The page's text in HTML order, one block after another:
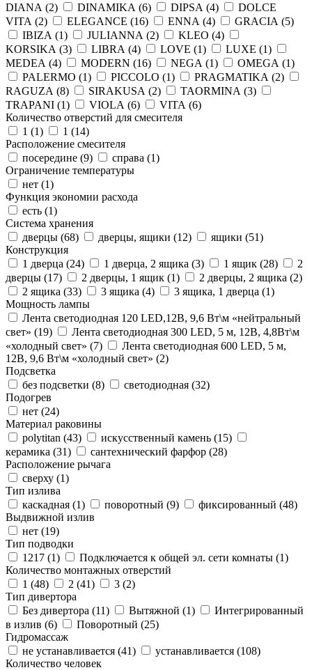
DIANA (2) DINAMIKA (6) DIPSA (4)
DOLCE
VITA (2) ELEGANCE (16) ENNA (4) GRACIA (5)
IBIZA (1) JULIANNA (2) KLEO (4)
KORSIKA (3) LIBRA (4) LOVE (1) LUXE (1)
MEDEA (4) MODERN (16) NEGA (1) OMEGA (1)
PALERMO (1) PICCOLO (1) PRAGMATIKA (2)
RAGUZA (8) SIRAKUSA (2) TAORMINA (3)
TRAPANI (1) VIOLA (6) VITA (6)
Количество отверстий для смесителя
1 (1) 1 (14)
Расположение смесителя
посередине (9) справа (1)
Ограничение температуры
нет (1)
Функция экономии расхода
есть (1)
Система хранения
дверцы (68) дверцы, ящики (12) ящики (51)
Конструкция
1 дверца (24) 1 дверца, 2 ящика (3) 1 ящик (28)
2
дверцы (17) 2 дверцы, 1 ящик (1) 2 дверцы, 2 ящика (2)
2 ящика (33) 3 ящика (4) 3 ящика, 1 дверца (1)
Мощность лампы
Лента светодиодная 120 LED,12В, 9,6 Вт\м «нейтральный
свет» (19)
Лента светодиодная 300 LED, 5 м, 12В, 4,8Вт\м
«холодный свет» (7)
Лента светодиодная 600 LED, 5 м,
12В, 9,6 Вт\м «холодный свет» (2)
Подсветка
без подсветки (8) светодиодная (32)
Подогрев
нет (24)
Материал раковины
polytitan (43) искусственный камень (15)
керамика (31) сантехнический фарфор (28)
Расположение рычага
сверху (1)
Тип излива
каскадная (1) поворотный (9) фиксированный (48)
Выдвижной излив
нет (19)
Тип подводки
1217 (1) Подключается к общей эл. сети комнаты (1)
Количество монтажных отверстий
1 (48) 2 (41) 3 (2)
Тип дивертора
Без дивертора (11) Вытяжной (1)
Интегрированный
в излив (6) Поворотный (25)
Гидромассаж
не устанавливается (41) устанавливается (108)
Количество человек